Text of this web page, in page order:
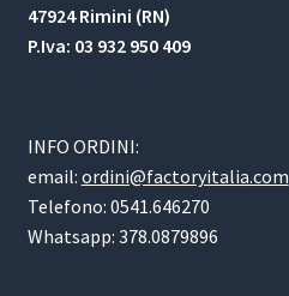
47924 Rimini (RN)
P.Iva: 03 932 950 409
INFO ORDINI:
email: ordini@factoryitalia.com
Telefono: 0541.646270
Whatsapp: 378.0879896